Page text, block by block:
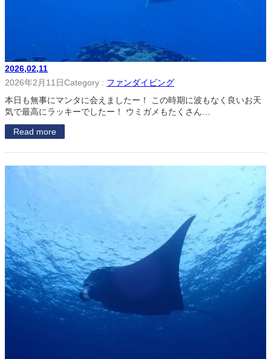
2026,02,11
2026年2月11日Category : ファンダイビング
本日も無事にマンタに会えましたー！ この時期に波もなく良いお天
気で最高にラッキーでしたー！ ウミガメもたくさん…
Read more